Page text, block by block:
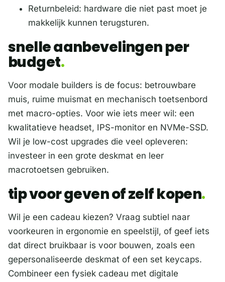
Returnbeleid: hardware die niet past moet je
makkelijk kunnen terugsturen.
snelle aanbevelingen per
budget
Voor modale builders is de focus: betrouwbare
muis, ruime muismat en mechanisch toetsenbord
met macro-opties. Voor wie iets meer wil: een
kwalitatieve headset, IPS-monitor en NVMe-SSD.
Wil je low-cost upgrades die veel opleveren:
investeer in een grote deskmat en leer
macrotoetsen gebruiken.
tip voor geven of zelf kopen
Wil je een cadeau kiezen? Vraag subtiel naar
voorkeuren in ergonomie en speelstijl, of geef iets
dat direct bruikbaar is voor bouwen, zoals een
gepersonaliseerde deskmat of een set keycaps.
Combineer een fysiek cadeau met digitale